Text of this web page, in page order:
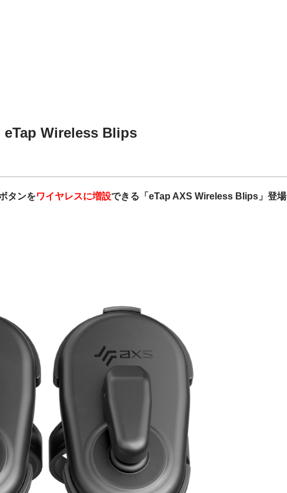
eTap Wireless Blips
タンをワイヤレスに増設できる「eTap AXS Wireless Blips」登場